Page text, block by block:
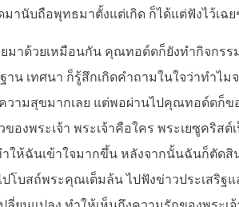
มานับถือพุทธมาตั้งแต่เกิด ก็ได้แต่ฟังไว้เฉย
มาด้วยเหมือนกัน คุณทอด์ดก็ยังทำกิจกร
น เทศนา ก็รู้สึกเกิดคำถามในใจว่าทำไม
วามสุขมากเลย แต่พอผ่านไปคุณทอด์ดก็
ของพระเจ้า พระเจ้าคือใคร พระเยซูคริ
ให้ฉันเข้าใจมากขึ้น หลังจากนั้นฉันก็ตัดสิ
โบสถ์พระคุณเต็มล้น ไปฟังข่าวประเสริฐ